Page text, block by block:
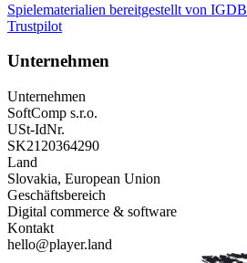
Spielematerialien bereitgestellt von IGDB
Trustpilot
Unternehmen
Unternehmen
SoftComp s.r.o.
USt-IdNr.
SK2120364290
Land
Slovakia, European Union
Geschäftsbereich
Digital commerce & software
Kontakt
hello@player.land